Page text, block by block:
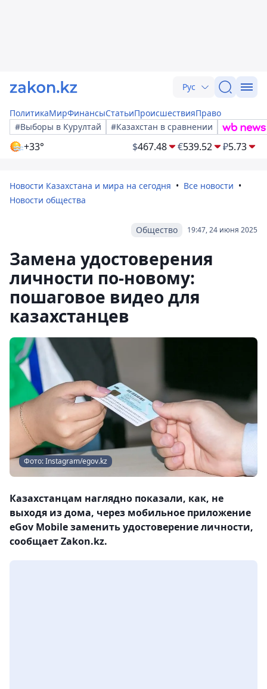
Рус
ПолитикаМирФинансыСтатьиПроисшествияПраво
#Выборы в Курултай
#Казахстан в сравнении
+33° $467.48 €539.52 ₽5.73
Новости Казахстана и мира на сегодня
Все новости
Новости общества
19:47, 24 июня 2025
Общество
Замена удостоверения
личности по-новому:
пошаговое видео для
казахстанцев
Фото: Instagram/egov.kz
Казахстанцам наглядно показали, как, не
выходя из дома, через мобильное приложение
eGov Mobile заменить удостоверение личности,
сообщает Zakon.kz.